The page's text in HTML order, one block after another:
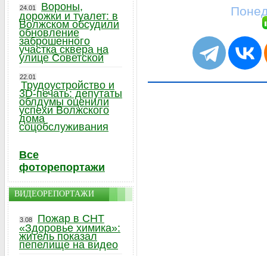
24.01
Вороны,
дорожки и туалет: в
Волжском обсудили
обновление
заброшенного
участка сквера на
улице Советской
22.01
Трудоустройство и
3D-печать: депутаты
облдумы оценили
успехи Волжского
дома
соцобслуживания
Все
фоторепортажи
ВИДЕОРЕПОРТАЖИ
3.08
Пожар в СНТ
«Здоровье химика»:
житель показал
пепелище на видео